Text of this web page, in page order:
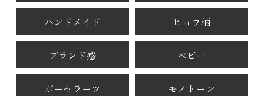
ハンドメイド ヒョウ柄
ブランド感 ベビー
ポーセラーツ モノトーン